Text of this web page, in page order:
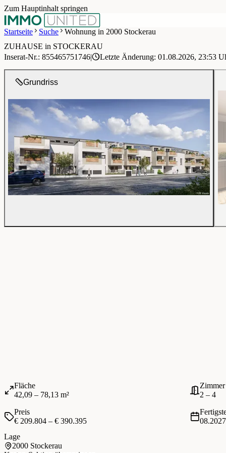
Zum Hauptinhalt springen
Startseite
Suche Wohnung in 2000 Stockerau
1 / 13
Grundriss
ZUHAUSE in STOCKERAU
Inserat-Nr.: 855465751746| Letzte Änderung: 01.08.2026, 23:53
Fläche
42,09 – 78,13 m²
Zimmer
2 – 4
Preis
€ 209.804 – € 390.395
08.2027
Lage
2000 Stockerau